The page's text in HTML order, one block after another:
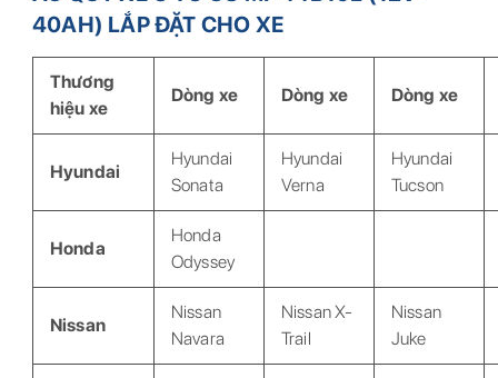
40AH) LẮP ĐẶT CHO XE
Thương
hiệu xe
Dòng xe Dòng xe Dòng xe
Hyundai
Hyundai
Sonata
Hyundai
Verna
Hyundai
Tucson
Honda
Honda
Odyssey
Nissan
Nissan
Navara
Nissan X-
Trail
Nissan
Juke